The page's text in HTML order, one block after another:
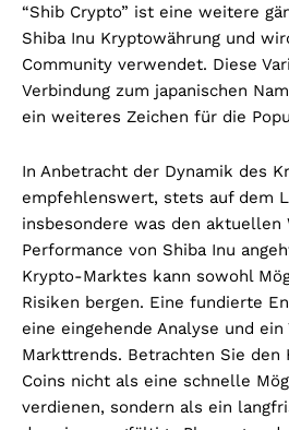
“Shib Crypto” ist eine weitere
Shiba Inu Kryptowährung und
Community verwendet. Diese
Verbindung zum japanischen
ein weiteres Zeichen für die
In Anbetracht der Dynamik des
empfehlenswert, stets auf dem
insbesondere was den aktuellen
Performance von Shiba Inu
Krypto-Marktes kann sowohl
Risiken bergen. Eine fundierte
eine eingehende Analyse und
Markttrends. Betrachten Sie den
Coins nicht als eine schnelle
verdienen, sondern als ein